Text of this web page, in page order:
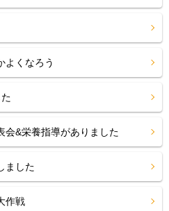
くなろう
&栄養指導がありました
ました
作戦